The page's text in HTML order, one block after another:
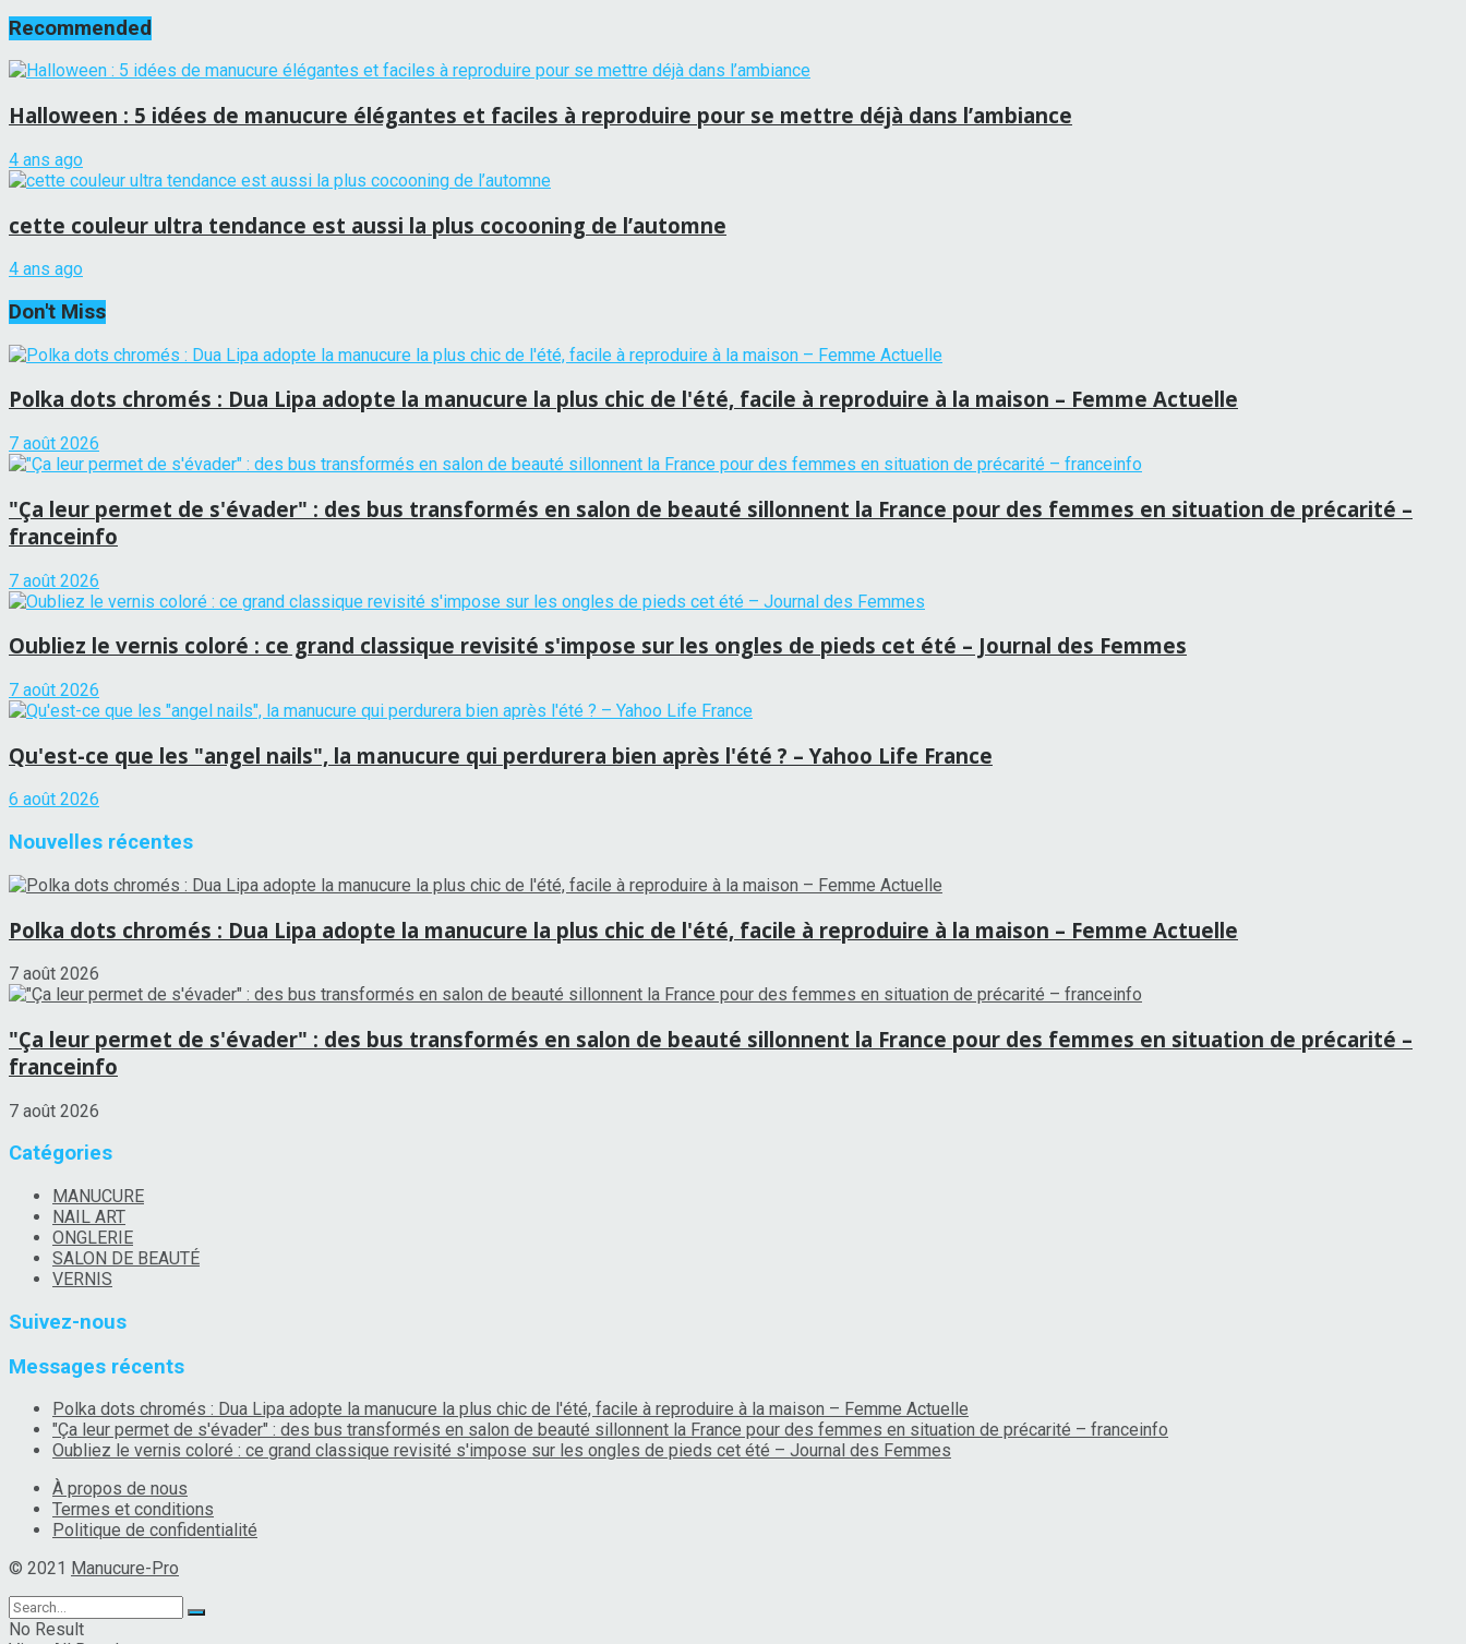
Recommended
Halloween : 5 idées de manucure élégantes et faciles à reproduire pour se mettre déjà dans l’ambiance
4 ans ago
cette couleur ultra tendance est aussi la plus cocooning de l’automne
4 ans ago
Don't Miss
Polka dots chromés : Dua Lipa adopte la manucure la plus chic de l'été, facile à reproduire à la maison – Femme Actuelle
7 août 2026
"Ça leur permet de s'évader" : des bus transformés en salon de beauté sillonnent la France pour des femmes en situation de précarité –
franceinfo
7 août 2026
Oubliez le vernis coloré : ce grand classique revisité s'impose sur les ongles de pieds cet été – Journal des Femmes
7 août 2026
Qu'est-ce que les "angel nails", la manucure qui perdurera bien après l'été ? – Yahoo Life France
6 août 2026
Nouvelles récentes
Polka dots chromés : Dua Lipa adopte la manucure la plus chic de l'été, facile à reproduire à la maison – Femme Actuelle
7 août 2026
"Ça leur permet de s'évader" : des bus transformés en salon de beauté sillonnent la France pour des femmes en situation de précarité –
franceinfo
7 août 2026
Catégories
MANUCURE
NAIL ART
ONGLERIE
SALON DE BEAUTÉ
VERNIS
Suivez-nous
Messages récents
Polka dots chromés : Dua Lipa adopte la manucure la plus chic de l'été, facile à reproduire à la maison – Femme Actuelle
"Ça leur permet de s'évader" : des bus transformés en salon de beauté sillonnent la France pour des femmes en situation de précarité – franceinfo
Oubliez le vernis coloré : ce grand classique revisité s'impose sur les ongles de pieds cet été – Journal des Femmes
À propos de nous
Termes et conditions
Politique de confidentialité
© 2021 Manucure-Pro
No Result